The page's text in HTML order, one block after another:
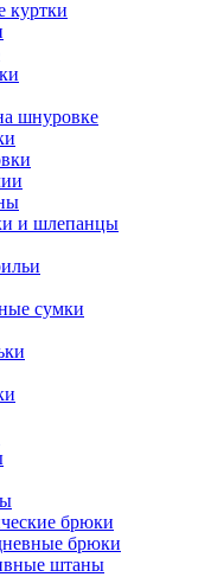
куртки
шнуровке
и шлепанцы
сумки
брюки
брюки
штаны